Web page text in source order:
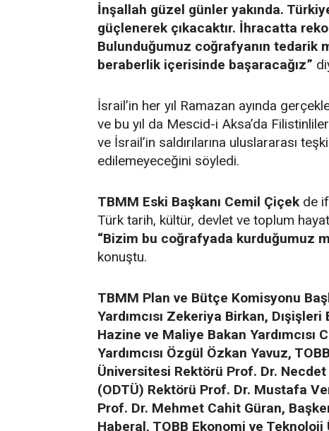
İnşallah güzel günler yakında.
güçlenerek çıkacaktır. İhracatta
Bulunduğumuz coğrafyanın tedarik
beraberlik içerisinde başaracağız”
İsrail’in her yıl Ramazan ayında
ve bu yıl da Mescid-i Aksa’da
ve İsrail’in saldırılarına uluslararası
edilemeyeceğini söyledi.
TBMM Eski Başkanı Cemil Çiçekde
Türk tarih, kültür, devlet ve toplum
“Bizim bu coğrafyada kurduğumuz
konuştu.
TBMM Plan ve Bütçe Komisyonu
Yardımcısı Zekeriya Birkan, Dışişleri
Hazine ve Maliye Bakan
Yardımcısı Özgül Özkan Yavuz,
Üniversitesi Rektörü Prof. Dr.
(ODTÜ) Rektörü Prof. Dr. Mustafa
Prof. Dr. Mehmet Cahit Güran,
Haberal, TOBB Ekonomi ve